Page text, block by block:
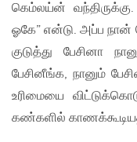
கெம்லய்ன்
ஓகே” என்டு. அப்ப
குடுத்து பேசினா
பேசினீங்க, நானும்
உரிமையை
கண்களில்